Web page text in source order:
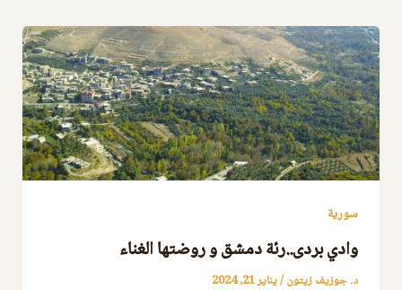
سورية
وادي بردى..رئة دمشق و روضتها الغناء
د. جوزيف زيتون/يناير 21, 2024